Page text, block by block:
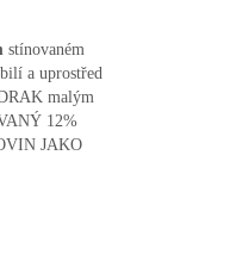
stínovaném
a uprostřed
malým
12%
JAKO